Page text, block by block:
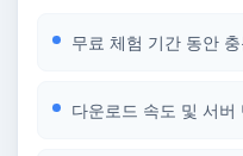
무료 체험 기간 동안
다운로드 속도 및 서버